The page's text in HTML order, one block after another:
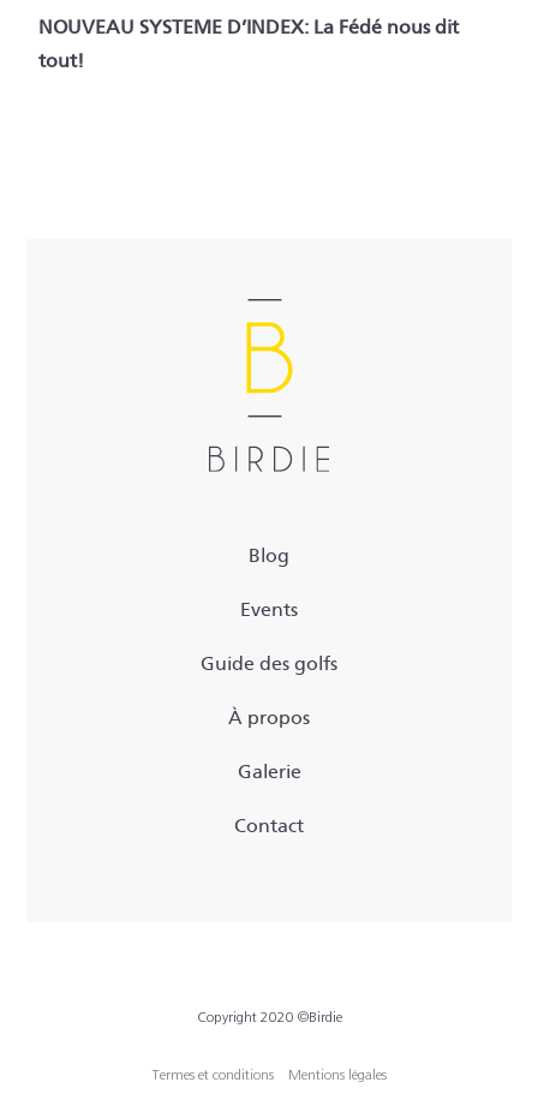
NOUVEAU SYSTEME D’INDEX: La Fédé nous dit
tout!
Blog
Events
Guide des golfs
À propos
Galerie
Contact
Copyright 2020 ©Birdie
Termes et conditions Mentions légales